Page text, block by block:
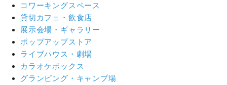
コワーキングスペース
貸切カフェ・飲食店
展示会場・ギャラリー
ポップアップストア
ライブハウス・劇場
カラオケボックス
グランピング・キャンプ場